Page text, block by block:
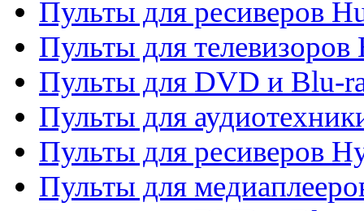
Пульты для ресиверов
Пульты для
Пульты для DVD и Blu-
Пульты для
Пульты для ресиверов
Пульты для